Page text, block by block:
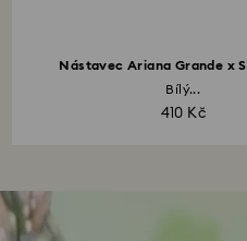
Nástavec Ariana Grande x
Bílý...
410 Kč